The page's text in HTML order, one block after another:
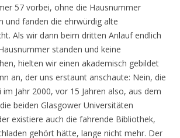
57 vorbei, ohne die Hausnummer
und fanden die ehrwürdig alte
Als wir dann beim dritten Anlauf endlich
standen und keine
hielten wir einen akademisch gebildet
an, der uns erstaunt anschaute: Nein, die
im Jahr 2000, vor 15 Jahren also, aus dem
beiden Glasgower Universitäten
existiere auch die fahrende Bibliothek,
gehört hätte, lange nicht mehr. Der